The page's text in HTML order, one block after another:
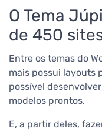
O Tema
de 450
Entre os temas do
mais possui layouts
possível
modelos prontos.
E, a partir deles,